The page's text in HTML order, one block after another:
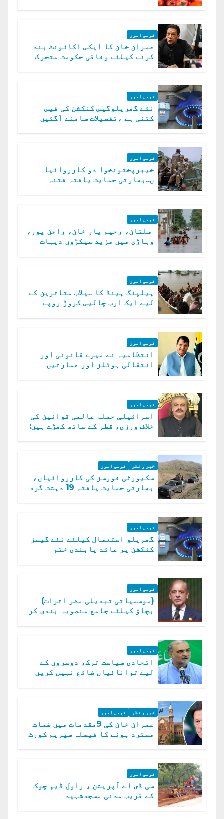
قومی امور
عمران خان کا ایکس اکائونٹ بند
کرنے کیلئے وفاقی حکومت متحرک
قومی امور
نئے گھریلوگیس کنکشن کی فیس
کتنی ہے ،تفصیلات سامنے آگئیں
قومی امور
خیبرپختونخوا دو کارروائیا
ں..بھارتی حمایت یافتہ فتنہ
قومی امور
ملتان، رحیم یار خان، راجن پور،
وہاڑی میں مزید سیکڑوں دیہات
قومی امور
ہیلپنگ ہینڈ کا سیلاب متاثرین کے
لیے ایک ارب چالیس کروڑ روپے
قومی امور
انتظامیہ نے میرے قانونی اور
انتقالی ہوٹلز اور عمارتیں
قومی امور
اسرائیلی حملہ عالمی قوانین کی
خلاف ورزی، قطر کے ساتھ کھڑے ہیں:
خبر و نظر قومی امور
سکیورٹی فورسز کی کارروائیاں،
بھارتی حمایت یافتہ 19 دہشت گرد
قومی امور
گھریلو استعمال کیلئے نئے گیسز
کنکشن پر عائد پابندی ختم
قومی امور
(موسمیاتی تبدیلی مضر اثرات)
بچاؤ کیلئے جامع منصوبہ بندی کر
قومی امور
اتحادی سیاست ترک، دوسروں کے
لیے توانائیاں ضائع نہیں کریں
خبر و نظر قومی امور
عمران خان کی 9مقدمات میں ضمات
مسترد ہونے کا فیصلہ سپریم کورٹ
قومی امور
سی ڈی اے آپریشن ، راول ڈیم چوک
کے قریب مدنی مسجدشہید